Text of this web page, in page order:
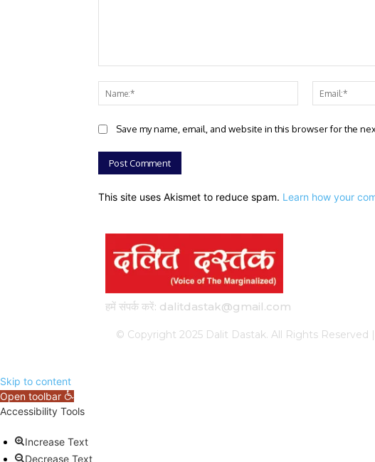
Name:*
Save my name, email, and website in this browser for the
This site uses Akismet to reduce spam. Learn how your
हमें संपर्क करें: dalitdastak@gmail.com
© Copyright 2025 Dalit Dastak. All Rights
Skip to content
Open toolbar
Accessibility Tools
Increase Text
Decrease Text